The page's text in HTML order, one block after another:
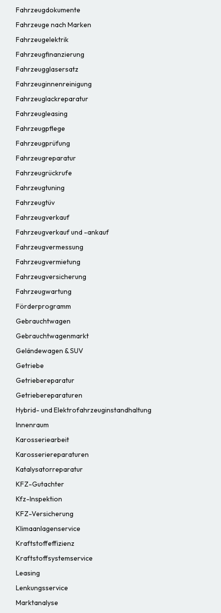
Fahrzeugdokumente
Fahrzeuge nach Marken
Fahrzeugelektrik
Fahrzeugfinanzierung
Fahrzeugglasersatz
Fahrzeuginnenreinigung
Fahrzeuglackreparatur
Fahrzeugleasing
Fahrzeugpflege
Fahrzeugprüfung
Fahrzeugreparatur
Fahrzeugrückrufe
Fahrzeugtuning
Fahrzeugtüv
Fahrzeugverkauf
Fahrzeugverkauf und -ankauf
Fahrzeugvermessung
Fahrzeugvermietung
Fahrzeugversicherung
Fahrzeugwartung
Förderprogramm
Gebrauchtwagen
Gebrauchtwagenmarkt
Geländewagen & SUV
Getriebe
Getriebereparatur
Getriebereparaturen
Hybrid- und Elektrofahrzeuginstandhaltung
Innenraum
Karosseriearbeit
Karosseriereparaturen
Katalysatorreparatur
KFZ-Gutachter
Kfz-Inspektion
KFZ-Versicherung
Klimaanlagenservice
Kraftstoffeffizienz
Kraftstoffsystemservice
Leasing
Lenkungsservice
Marktanalyse